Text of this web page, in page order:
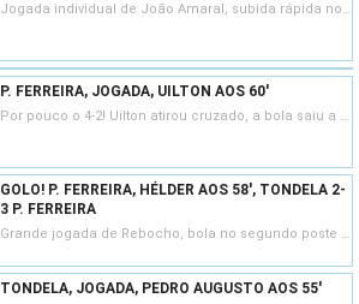
Jogada individual de João Amaral, subida rápida no terreno, rematou já quase sem ângulo, saiu à figura de Niasse.
P. FERREIRA, JOGADA, UILTON AOS 60'
Por pouco o 4-2! Uilton atirou cruzado, a bola saiu a rasar o poste mais afastado da baliza do CD Tondela.
GOLO! P. FERREIRA, HÉLDER AOS 58', TONDELA 2-
3 P. FERREIRA
Grande jogada de Rebocho, bola no segundo poste onde aparece Hélder a finalizar. O lance foi alvo de VAR, mas confirmada a posição legal do jogador pacense, validado.
TONDELA, JOGADA, PEDRO AUGUSTO AOS 55'